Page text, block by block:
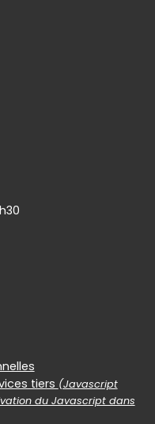
tiers (Javascript
du Javascript dans